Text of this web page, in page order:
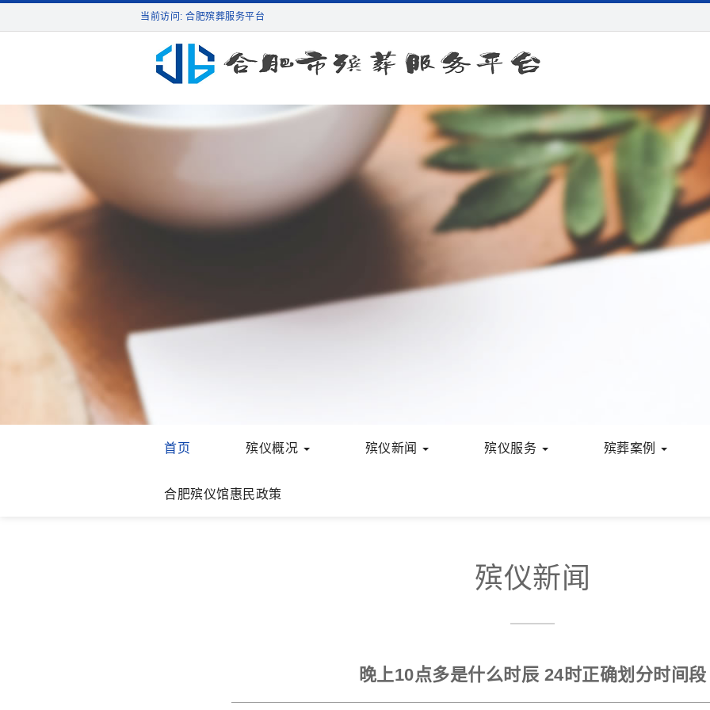
当前访问: 合肥殡葬服务平台
首页 殡仪概况 殡仪新闻 殡仪服务 殡葬案例
合肥殡仪馆惠民政策
殡仪新闻
晚上10点多是什么时辰 24时正确划分时间段